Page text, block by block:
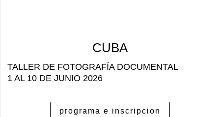
CUBA
TALLER DE FOTOGRAFÍA DOCUMENTAL
1 AL 10 DE JUNIO 2026
programa e inscripcion